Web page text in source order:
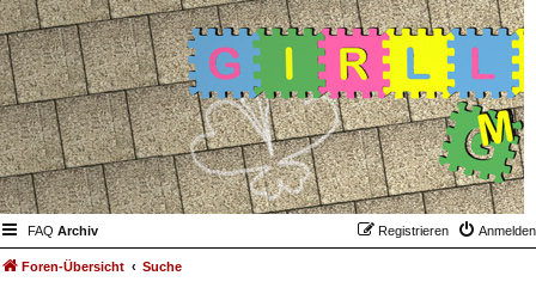
FAQ Archiv Anmelden
Registrieren
Foren-Übersicht Suche